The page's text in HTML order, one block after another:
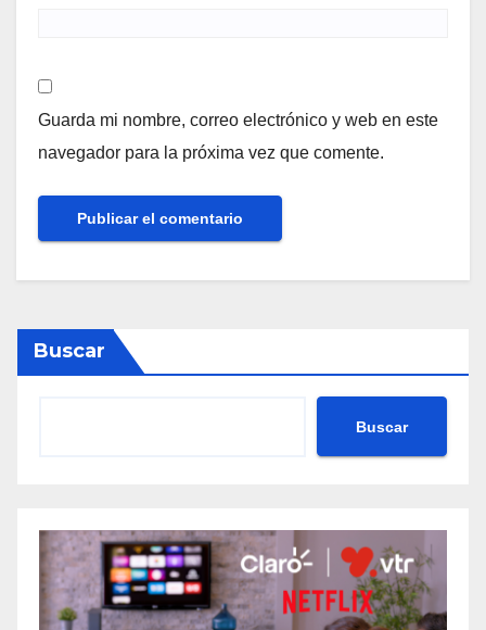
Guarda mi nombre, correo electrónico y web en este
navegador para la próxima vez que comente.
Buscar
Buscar